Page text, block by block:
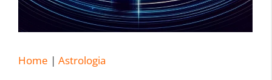
Home | Astrologia